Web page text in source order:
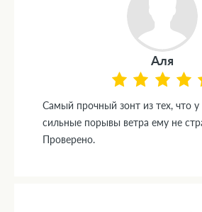
Аля
Самый прочный зонт из тех, что
сильные порывы ветра ему не
Проверено.